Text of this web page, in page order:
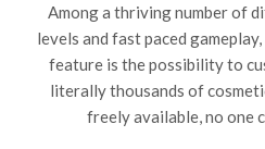
Among a thriving number of
levels and fast paced
feature is the possibility to
literally thousands of
freely available, no one